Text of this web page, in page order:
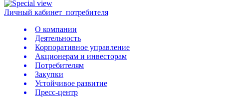
Личный кабинет потребителя
О компании
Деятельность
Корпоративное управление
Акционерам и инвесторам
Потребителям
Закупки
Устойчивое развитие
Пресс-центр